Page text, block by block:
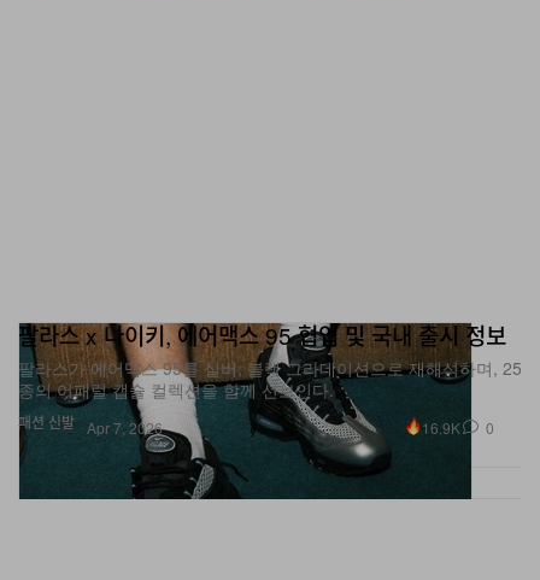
패션신발
팔라스가 에어맥스 95를 실버, 블랙 그라데이션으로 재해석하며, 25
종의 어패럴 캡슐 컬렉션을 함께 선보인다.
Apr 7, 2026 16.9K